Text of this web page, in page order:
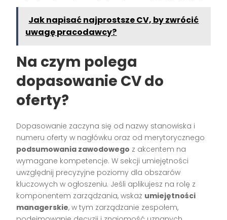
Jak napisać najprostsze CV, by zwrócić
uwagę pracodawcy?
Na czym polega
dopasowanie CV do
oferty?
Dopasowanie zaczyna się od nazwy stanowiska i
numeru oferty w nagłówku oraz od merytorycznego
podsumowania zawodowego z akcentem na
wymagane kompetencje. W sekcji umiejętności
uwzględnij precyzyjne poziomy dla obszarów
kluczowych w ogłoszeniu. Jeśli aplikujesz na rolę z
komponentem zarządzania, wskaż umiejętności
managerskie, w tym zarządzanie zespołem,